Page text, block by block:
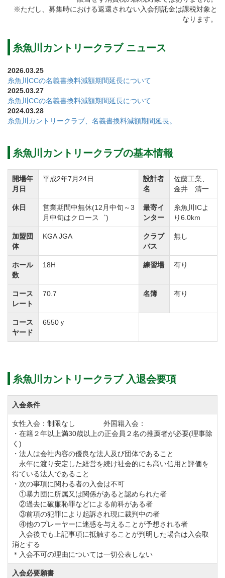
相続・贈与 165,000円(税込) → 82,500円(税込)
会員権は対象外)
る。
③預託金額相殺型プラン
名義書換料は減額措置のまま、 預託金額面より、個人
正会員は120,000円、相続・贈与は60,000円を減額し名
は30口を限度とする。
名義書換料の減額期間を下記のとおり延長します。
①名義書換料の減額期間
令和9年3月31日受付分まで
※令和8年3月31日受付分までとしていた減額期間を
１年間延長
②名義書換料
【通常料金】 【減額料金】
個人正会員 330,000円(税込) → 165,000円(税
込)
相続・贈与 165,000円(税込) → 82,500円(税
込)
※相続・贈与における継承は３親等の範囲内にて認
める。
③預託金額相殺型プラン
名義書換料は減額措置のまま、 預託金額面より、個
人正会員は120,000円、相続・贈与は60,000円を減額し
名義書換を行えるようにした。尚、預託金相殺型プラ
ンは30口を限度とする。
※ただし、募集時における返還されない入会預託金は課税対象と
なります。
糸魚川カントリークラブ ニュース
2026.03.25
糸魚川CCの名義書換料減額期間延長について
2025.03.27
糸魚川CCの名義書換料減額期間延長について
2024.03.28
糸魚川カントリークラブ、名義書換料減額期間延長。
糸魚川カントリークラブの基本情報
開場年
月日
平成2年7月24日
設計者
名
佐藤工業、
金井 清一
休日
営業期間中無休(12月中旬～3
月中旬はクロース゛)
最寄イ
ンター
糸魚川ICよ
り6.0km
加盟団
体
KGA JGA
クラブ
バス
無し
ホール
数
18H 練習場 有り
コース
レート
70.7 名簿 有り
コース
ヤード
6550ｙ
糸魚川カントリークラブ 入退会要項
入会条件
女性入会：制限なし 外国籍入会：
・在籍２年以上満30歳以上の正会員２名の推薦者が必要(理事除
く)
・法人は会社内容の優良な法人及び団体であること
永年に渡り安定した経営を続け社会的にも高い信用と評価を
得ている法人であること
・次の事項に関わる者の入会は不可
①暴力団に所属又は関係があると認められた者
②過去に破廉恥罪などによる前科がある者
③前項の犯罪により起訴され現に裁判中の者
④他のプレーヤーに迷惑を与えることが予想される者
入会後でも上記事項に抵触することが判明した場合は入会取
消とする
＊入会不可の理由については一切公表しない
入会必要願書